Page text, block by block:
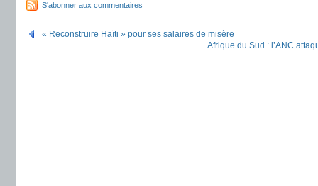
S'abonner aux commentaires
« Reconstruire Haïti » pour ses salaires de misère
Afrique du Sud : l’ANC